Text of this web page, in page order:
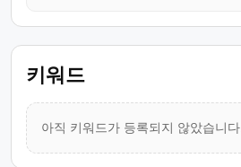
키워드
아직 키워드가 등록되지 않았습니다.